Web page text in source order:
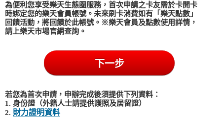
為便利您享受樂天生態圈服務，首次申請之卡友需於卡開卡
時綁定您的樂天會員帳號。未來刷卡消費如有「樂天點數」
回饋活動，將回饋於此帳號。※樂天會員及點數使用詳情，
請上樂天市場官網查詢。
若您為首次申請，申辦完成後須提供下列資料：
1. 身份證（外籍人士請提供護照及居留證）
2. 財力證明資料